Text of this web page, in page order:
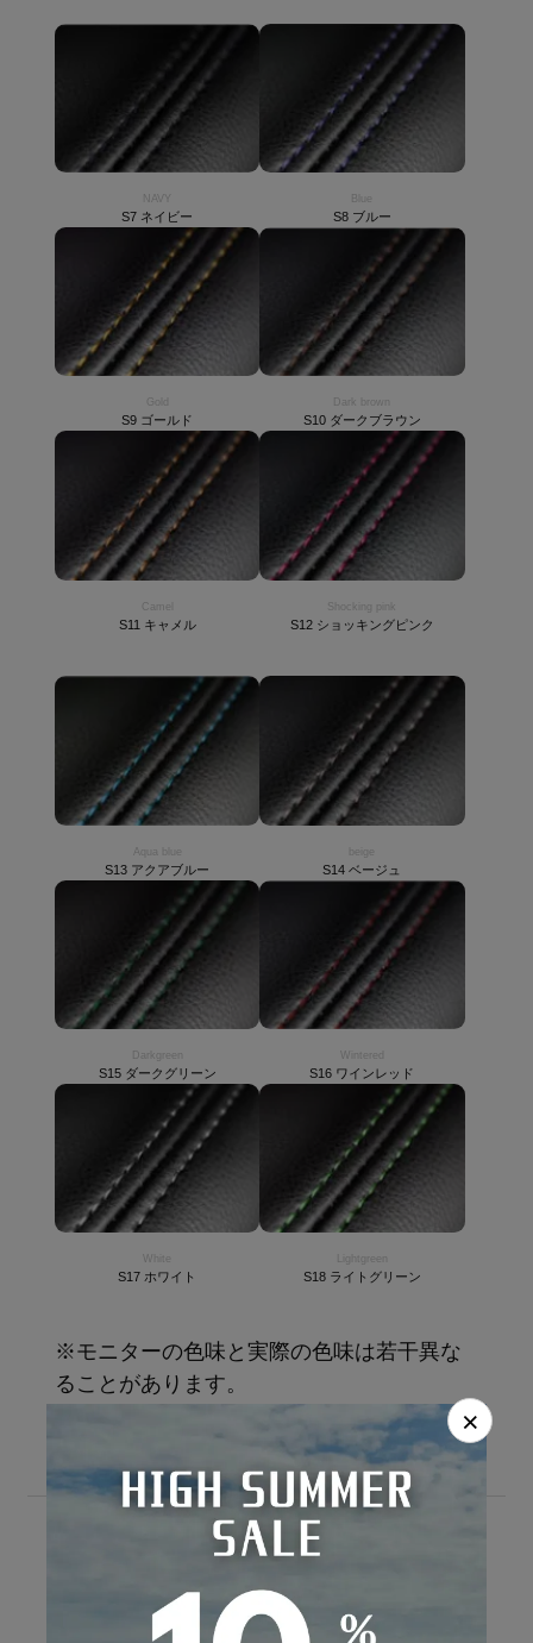
NAVY
S7 ネイビー S8 ブルー
Gold
S9 ゴールド
Dark brown
S10 ダークブラウン
S11 キャメル
Shocking pink
S12 ショッキングピンク
Aqua blue
S13 アクアブルー S14 ベージュ
Darkgreen
S15 ダークグリーン
Wintered
S16 ワインレッド
White
S17 ホワイト
Lightgreen
S18 ライトグリーン
※モニターの色味と実際の色味は若干異な
ることがあります。
GALLERY
ギャラリー
×